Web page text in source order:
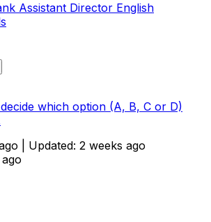
Assistant Director English
which option (A, B, C or D)
| Updated: 2 weeks ago